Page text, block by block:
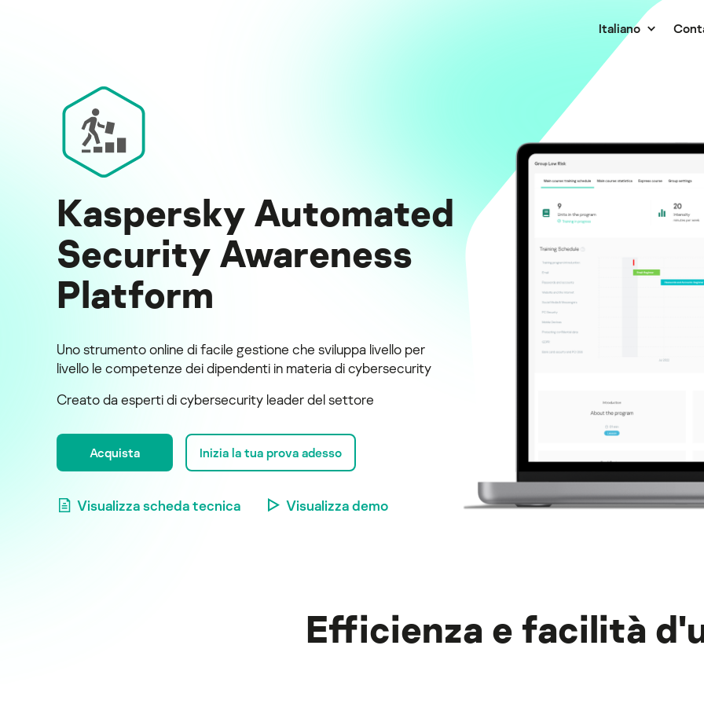
Italiano
Kaspersky Automated
Security Awareness
Platform
Uno strumento online di facile gestione che sviluppa livello per
livello le competenze dei dipendenti in materia di cybersecurity
Creato da esperti di cybersecurity leader del settore
Acquista Inizia la tua prova adesso
Visualizza scheda tecnica Visualizza demo
Efficienza e facilità